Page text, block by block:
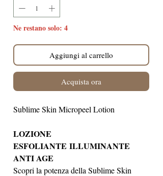
Ne restano solo: 4
Aggiungi al carrello
Acquista ora
Sublime Skin Micropeel Lotion
LOZIONE
ESFOLIANTE ILLUMINANTE
ANTI AGE
Scopri la potenza della Sublime Skin